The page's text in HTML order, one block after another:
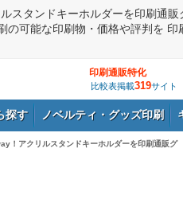
スタンドキーホルダーを印刷通販
の可能な印刷物・価格や評判を 印
印刷通販特化
比較表掲載319サイト
探す ノベルティ・グッズ印刷
！アクリルスタンドキーホルダーを印刷通販グ